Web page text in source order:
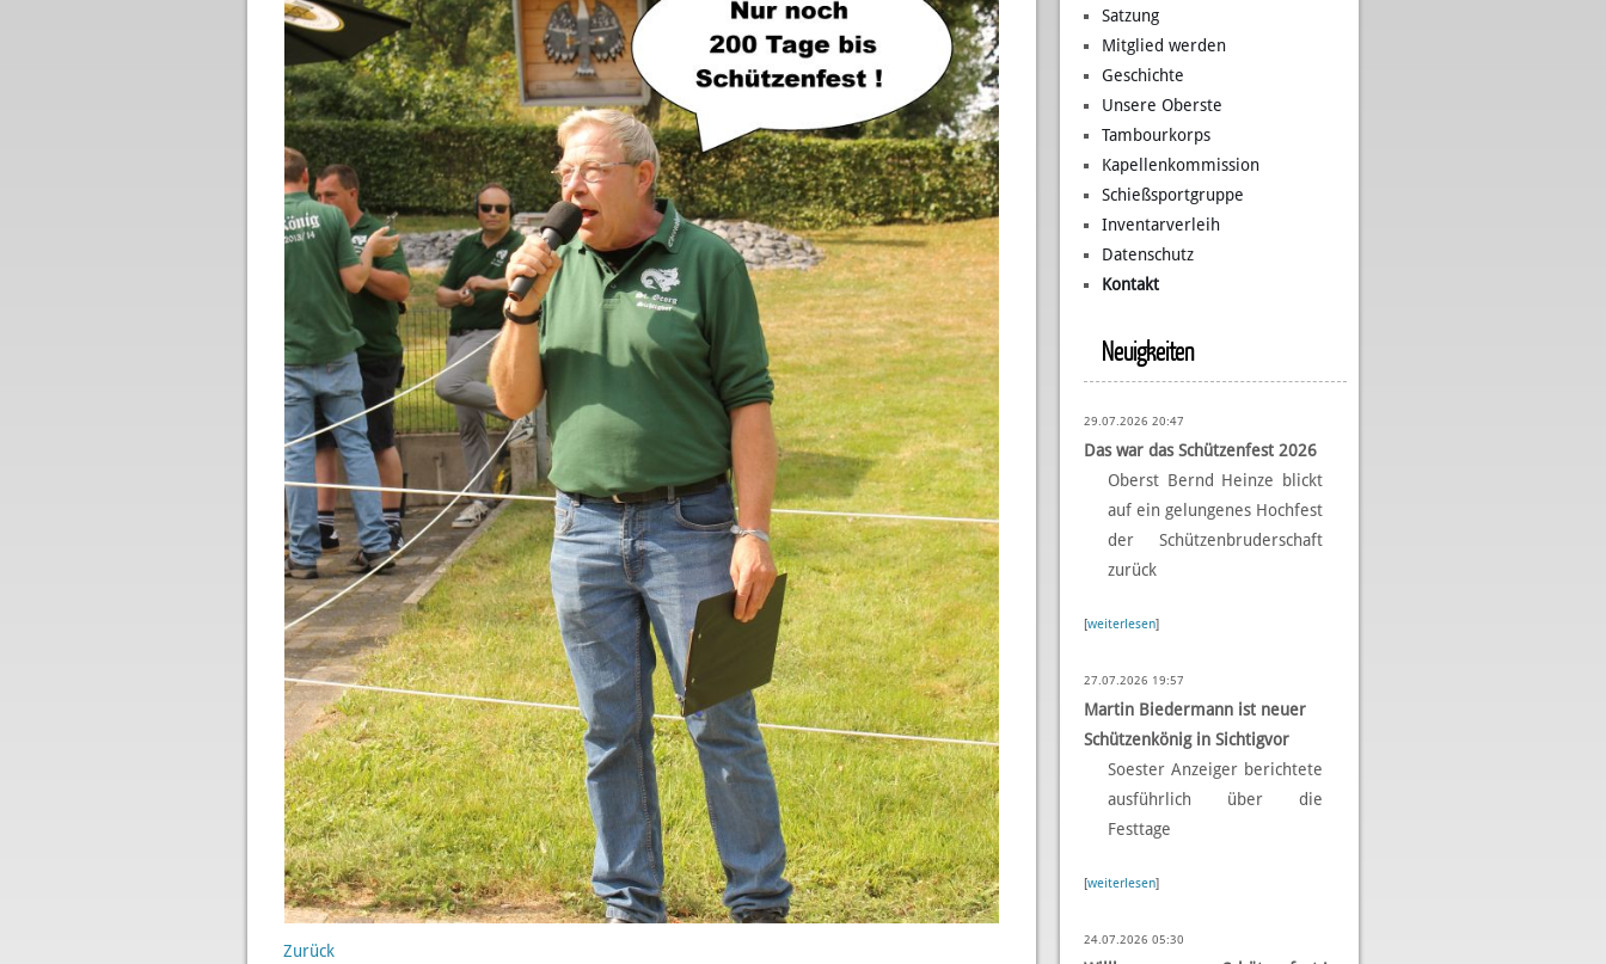
Zurück
Satzung
Mitglied werden
Geschichte
Unsere Oberste
Tambourkorps
Kapellenkommission
Schießsportgruppe
Inventarverleih
Datenschutz
Kontakt
Neuigkeiten
29.07.2026 20:47
Das war das Schützenfest 2026
Oberst Bernd Heinze blickt
auf ein gelungenes Hochfest
der Schützenbruderschaft
zurück
[weiterlesen]
27.07.2026 19:57
Martin Biedermann ist neuer
Schützenkönig in Sichtigvor
Soester Anzeiger berichtete
ausführlich über die
Festtage
[weiterlesen]
24.07.2026 05:30